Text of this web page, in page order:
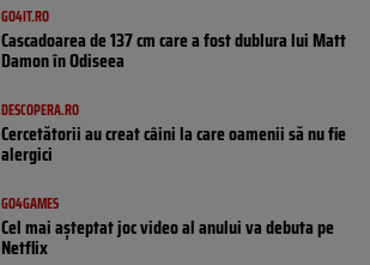
GO4IT.RO
Cascadoarea de 137 cm care a fost dublura lui Matt
Damon în Odiseea
DESCOPERA.RO
Cercetătorii au creat câini la care oamenii să nu fie
alergici
GO4GAMES
Cel mai așteptat joc video al anului va debuta pe
Netflix